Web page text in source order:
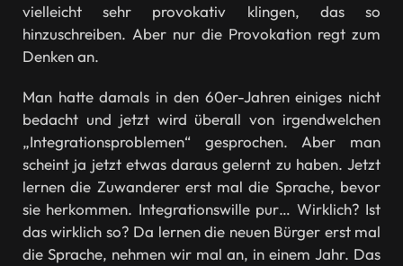
vielleicht sehr provokativ klingen, das so
hinzuschreiben. Aber nur die Provokation regt zum
Denken an.
Man hatte damals in den 60er-Jahren einiges nicht
bedacht und jetzt wird überall von irgendwelchen
„Integrationsproblemen“ gesprochen. Aber man
scheint ja jetzt etwas daraus gelernt zu haben. Jetzt
lernen die Zuwanderer erst mal die Sprache, bevor
sie herkommen. Integrationswille pur… Wirklich? Ist
das wirklich so? Da lernen die neuen Bürger erst mal
die Sprache, nehmen wir mal an, in einem Jahr. Das